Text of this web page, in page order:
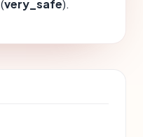
(very_safe).